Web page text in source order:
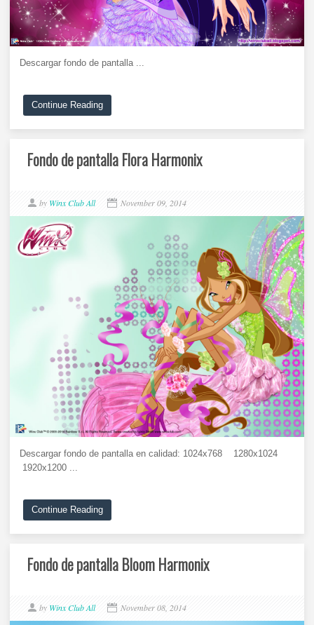
Descargar fondo de pantalla ...
Continue Reading
Fondo de pantalla Flora Harmonix
by Winx Club All November 09, 2014
Descargar fondo de pantalla en calidad: 1024x768 1280x1024
1920x1200 ...
Continue Reading
Fondo de pantalla Bloom Harmonix
by Winx Club All November 08, 2014